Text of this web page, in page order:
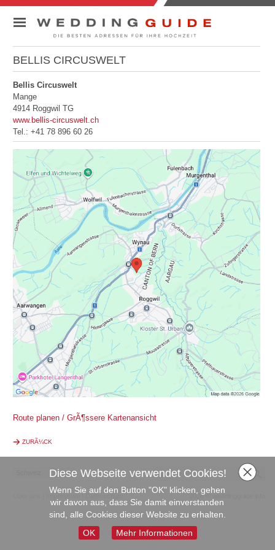
ADRESSSUCHE
KONTAKT
BELLIS CIRCUSWELT
Bellis Circuswelt
Mange
4914 Roggwil TG
www.bellis-circuswelt.ch
Tel.: +41 78 896 60 26
Route planen / GrÃ¶ssere Kartenansicht
ZURÃ¼CK
2026 © weddingguide.info
Diese Webseite verwendet Cookies!
Wenn Sie auf den Button "OK" klicken, gehen
wir davon aus, dass Sie damit einverstanden
sind, alle Cookies dieser Website zu erhalten.
OK
Mehr Informationen